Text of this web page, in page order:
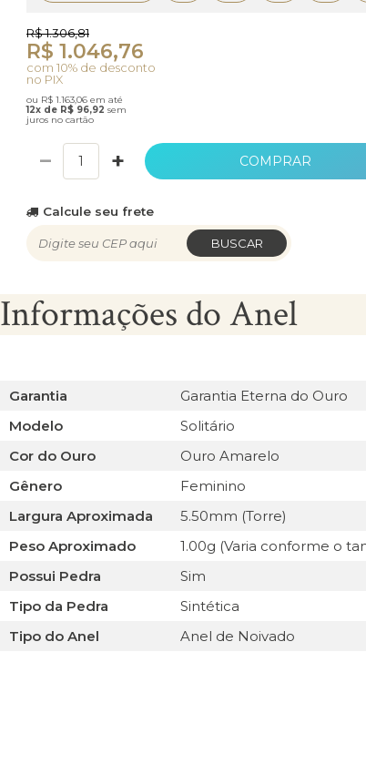
R$ 1.306,81
R$ 1.046,76
com 10% de desconto
no PIX
ou R$ 1.163,06 em até
12x de R$ 96,92 sem
juros no cartão
− + COMPRAR
Calcule seu frete
BUSCAR
Informações do Anel
Garantia
Garantia Eterna do Ouro
Modelo
Solitário
Cor do Ouro
Ouro Amarelo
Gênero
Feminino
Largura Aproximada
5.50mm (Torre)
Peso Aproximado
1.00g (Varia conforme o
Possui Pedra
Sim
Tipo da Pedra
Sintética
Tipo do Anel
Anel de Noivado